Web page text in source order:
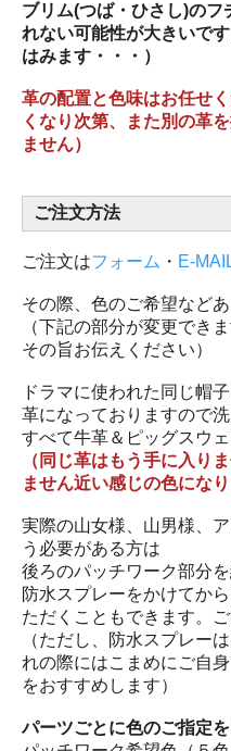
ブリム(つば・ひさし)のフ
れない可能性が大きいで
はみます・・・）
革の配置と色味はお任せ
くなり次第、また別の革
ません）
ご注文方法
ご注文はフォーム ・ E-
その際、色のご希望など
（下記の部分が変更でき
その旨お伝えください）
ドラマに使われた同じ帽
革になっておりますので洗
すべて牛革＆ピッグスウ
（同じ革はもう手に入り
ません近い感じの色にな
実際の山女様、山男様、
う必要がある方は
後ろのパッチワーク部分
防水スプレーをかけてか
ただくこともできます。
（ただし、防水スプレー
れの際にはこまめにご自
をおすすめします）
パーツごとに色のご指定